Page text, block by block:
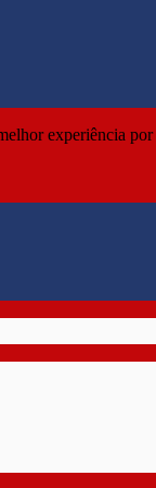
experiência